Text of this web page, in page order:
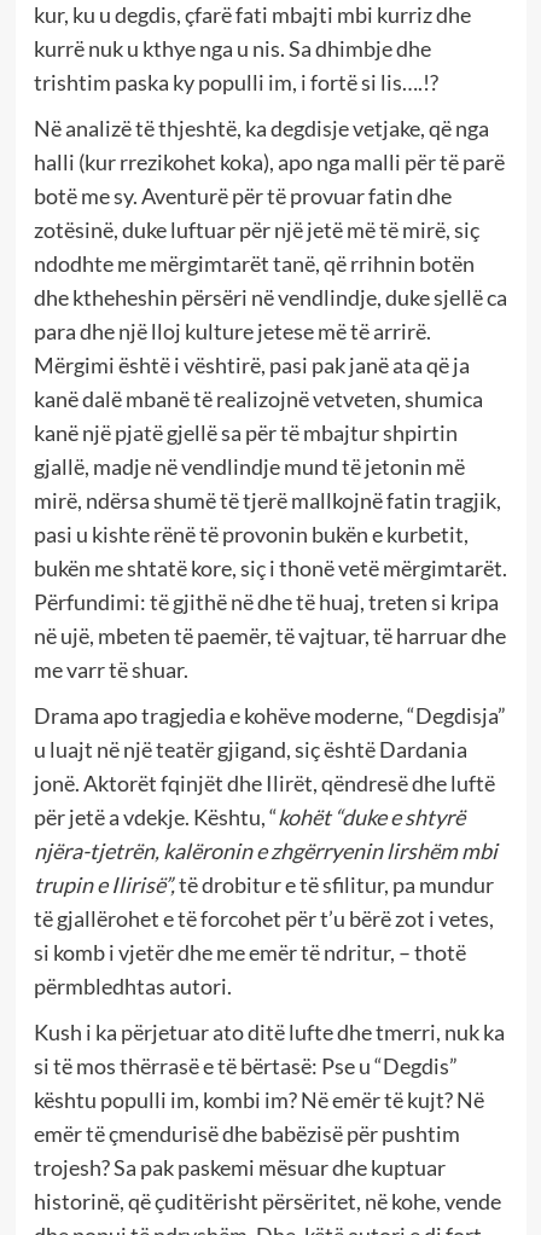
kur, ku u degdis, çfarë fati mbajti mbi kurriz dhe
kurrë nuk u kthye nga u nis. Sa dhimbje dhe
trishtim paska ky populli im, i fortë si lis….!?
Në analizë të thjeshtë, ka degdisje vetjake, që nga
halli (kur rrezikohet koka), apo nga malli për të parë
botë me sy. Aventurë për të provuar fatin dhe
zotësinë, duke luftuar për një jetë më të mirë, siç
ndodhte me mërgimtarët tanë, që rrihnin botën
dhe ktheheshin përsëri në vendlindje, duke sjellë ca
para dhe një lloj kulture jetese më të arrirë.
Mërgimi është i vështirë, pasi pak janë ata që ja
kanë dalë mbanë të realizojnë vetveten, shumica
kanë një pjatë gjellë sa për të mbajtur shpirtin
gjallë, madje në vendlindje mund të jetonin më
mirë, ndërsa shumë të tjerë mallkojnë fatin tragjik,
pasi u kishte rënë të provonin bukën e kurbetit,
bukën me shtatë kore, siç i thonë vetë mërgimtarët.
Përfundimi: të gjithë në dhe të huaj, treten si kripa
në ujë, mbeten të paemër, të vajtuar, të harruar dhe
me varr të shuar.
Drama apo tragjedia e kohëve moderne, “Degdisja”
u luajt në një teatër gjigand, siç është Dardania
jonë. Aktorët fqinjët dhe Ilirët, qëndresë dhe luftë
për jetë a vdekje. Kështu, “kohët “duke e shtyrë
njëra-tjetrën, kalëronin e zhgërryenin lirshëm mbi
trupin e Ilirisë”,të drobitur e të sfilitur, pa mundur
të gjallërohet e të forcohet për t’u bërë zot i vetes,
si komb i vjetër dhe me emër të ndritur, – thotë
përmbledhtas autori.
Kush i ka përjetuar ato ditë lufte dhe tmerri, nuk ka
si të mos thërrasë e të bërtasë: Pse u “Degdis”
kështu populli im, kombi im? Në emër të kujt? Në
emër të çmendurisë dhe babëzisë për pushtim
trojesh? Sa pak paskemi mësuar dhe kuptuar
historinë, që çuditërisht përsëritet, në kohe, vende